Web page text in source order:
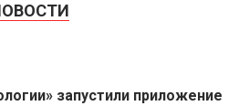
запустили приложение